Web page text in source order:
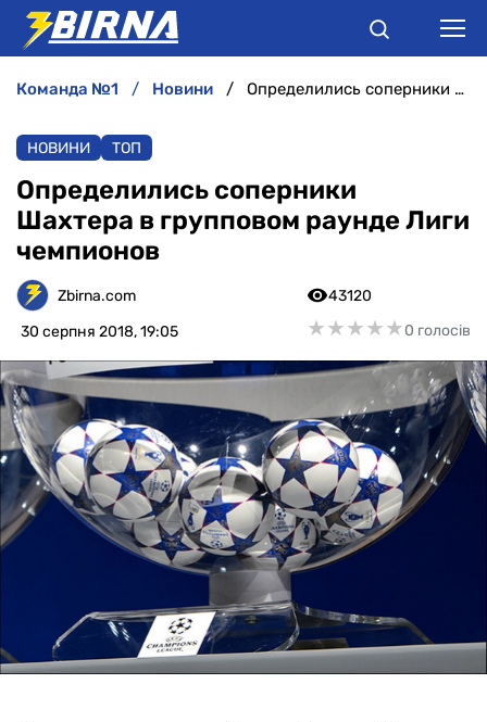
АНАЛІТИКА
ІНТЕРВ'Ю
РІЗНЕ
БУКМЕКЕРИ
команда №1 новини Определились соперники Шахтера в групповом раунде Лиги чемпионов
НОВИНИ ТОП
Определились соперники
Шахтера в групповом раунде Лиги
чемпионов
Zbirna.com
30 серпня 2018, 19:05
43120
★★★★★
★★★★★0 голосів